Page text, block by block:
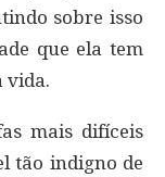
sobre isso
que ela tem
vida.
mais difíceis
tão indigno de